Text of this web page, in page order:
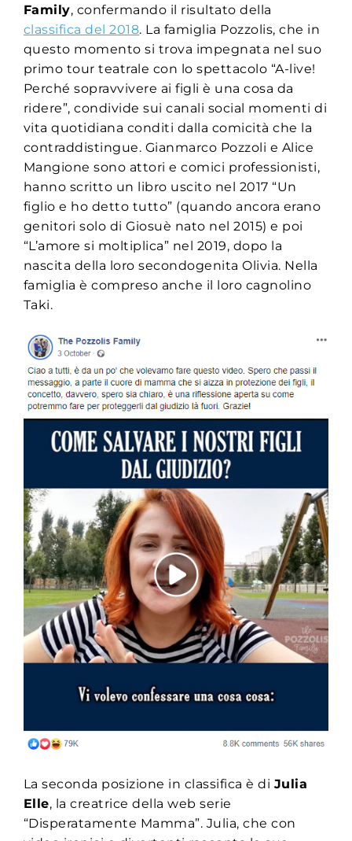
Family, confermando il risultato della
classifica del 2018. La famiglia Pozzolis, che in
questo momento si trova impegnata nel suo
primo tour teatrale con lo spettacolo “A-live!
Perché sopravvivere ai figli è una cosa da
ridere”, condivide sui canali social momenti di
vita quotidiana conditi dalla comicità che la
contraddistingue. Gianmarco Pozzoli e Alice
Mangione sono attori e comici professionisti,
hanno scritto un libro uscito nel 2017 “Un
figlio e ho detto tutto” (quando ancora erano
genitori solo di Giosuè nato nel 2015) e poi
“L’amore si moltiplica” nel 2019, dopo la
nascita della loro secondogenita Olivia. Nella
famiglia è compreso anche il loro cagnolino
Taki.
La seconda posizione in classifica è di Julia
Elle, la creatrice della web serie
“Disperatamente Mamma”. Julia, che con